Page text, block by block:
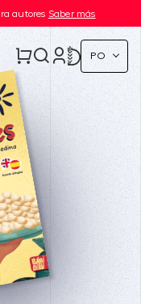
autores Saber más
PO